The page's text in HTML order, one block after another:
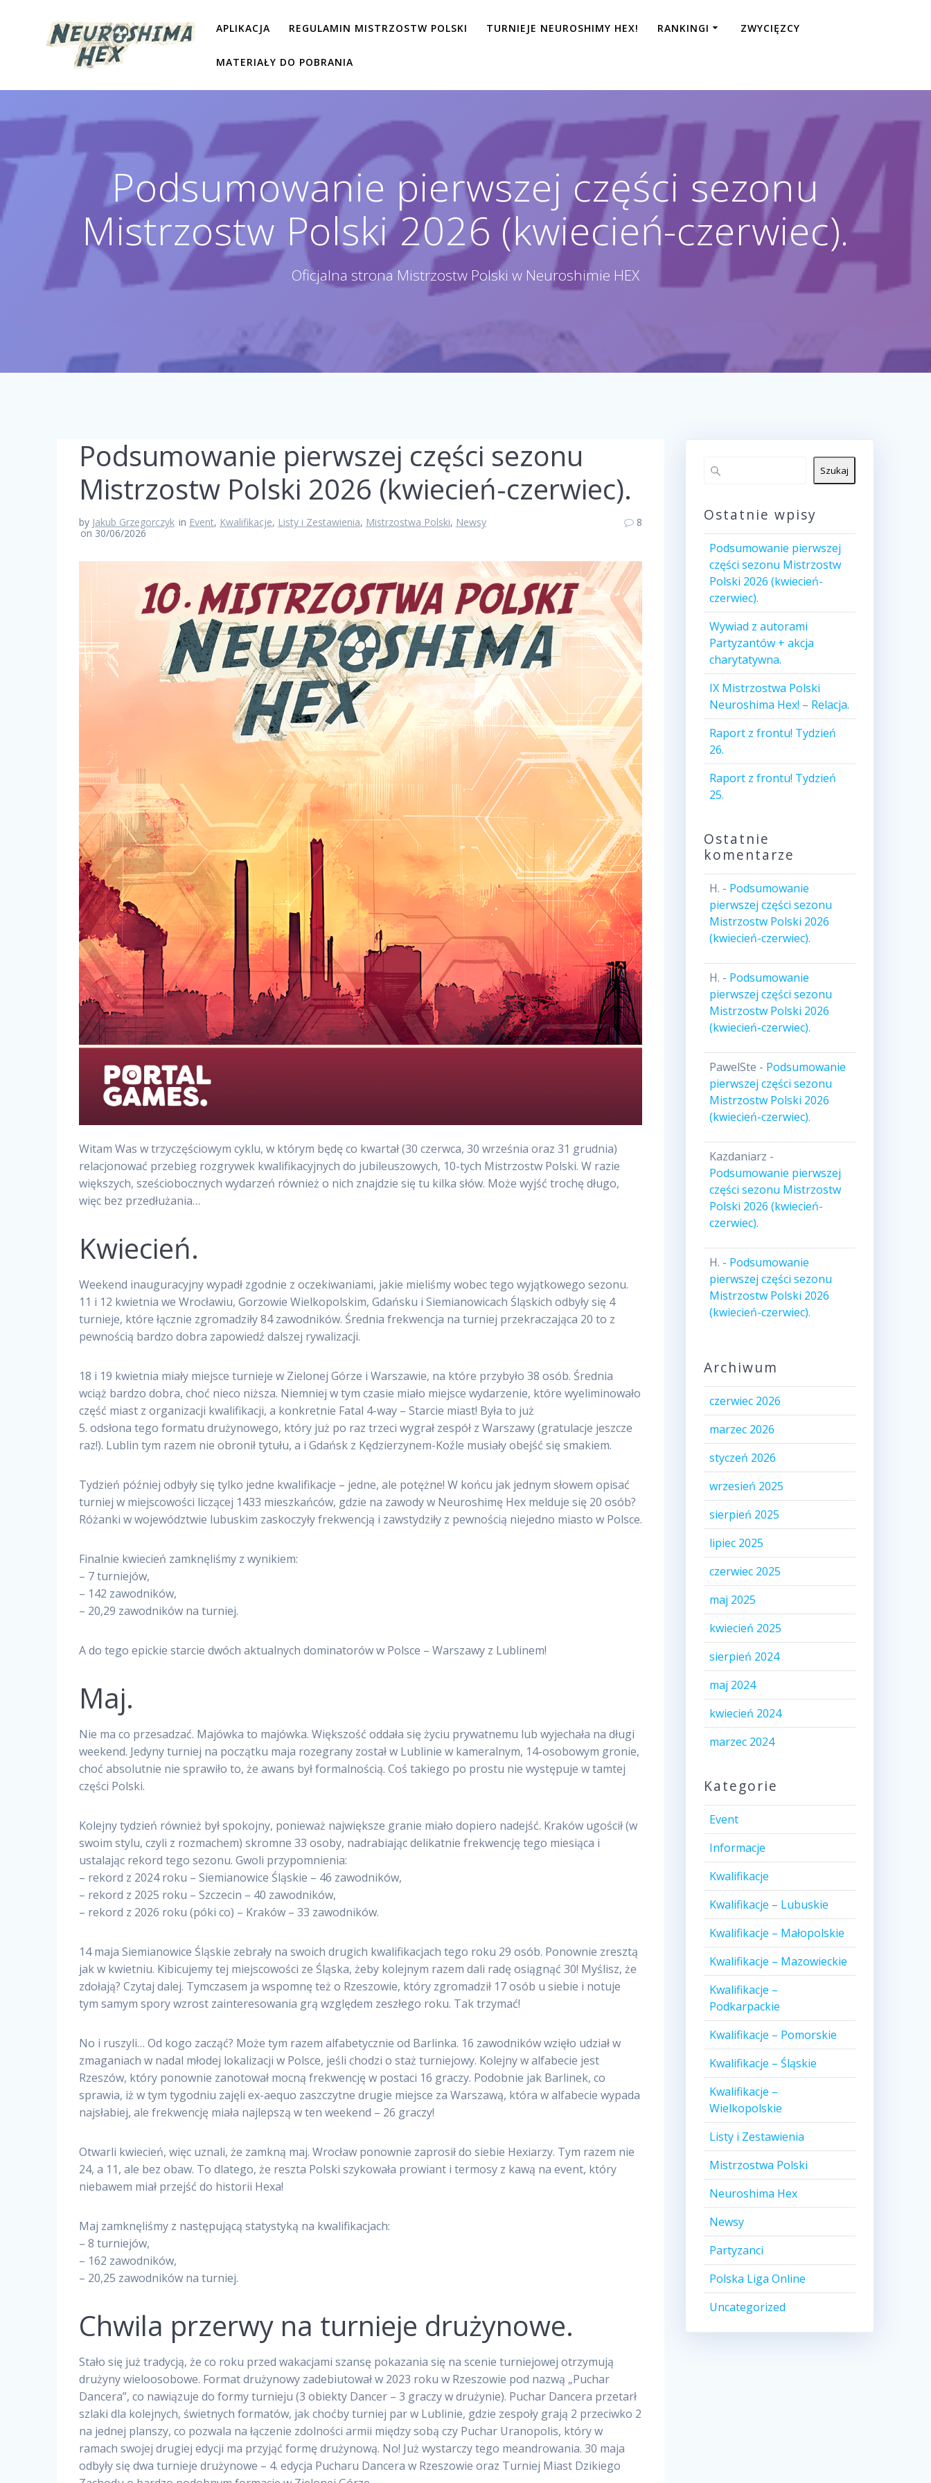
APLIKACJA REGULAMIN MISTRZOSTW POLSKI TURNIEJE NEUROSHIMY HEX! RANKINGI ZWYCIĘZCY
MATERIAŁY DO POBRANIA
Podsumowanie pierwszej części sezonu
Mistrzostw Polski 2026 (kwiecień-czerwiec).
Oficjalna strona Mistrzostw Polski w Neuroshimie HEX
Podsumowanie pierwszej części sezonu
Mistrzostw Polski 2026 (kwiecień-czerwiec).
by Jakub Grzegorczyk in Event, Kwalifikacje, Listy i Zestawienia, Mistrzostwa Polski, Newsy
on 30/06/2026
8
Witam Was w trzyczęściowym cyklu, w którym będę co kwartał (30 czerwca, 30 września oraz 31 grudnia)
relacjonować przebieg rozgrywek kwalifikacyjnych do jubileuszowych, 10-tych Mistrzostw Polski. W razie
większych, sześciobocznych wydarzeń również o nich znajdzie się tu kilka słów. Może wyjść trochę długo,
więc bez przedłużania…
Kwiecień.
Weekend inauguracyjny wypadł zgodnie z oczekiwaniami, jakie mieliśmy wobec tego wyjątkowego sezonu.
11 i 12 kwietnia we Wrocławiu, Gorzowie Wielkopolskim, Gdańsku i Siemianowicach Śląskich odbyły się 4
turnieje, które łącznie zgromadziły 84 zawodników. Średnia frekwencja na turniej przekraczająca 20 to z
pewnością bardzo dobra zapowiedź dalszej rywalizacji.
18 i 19 kwietnia miały miejsce turnieje w Zielonej Górze i Warszawie, na które przybyło 38 osób. Średnia
wciąż bardzo dobra, choć nieco niższa. Niemniej w tym czasie miało miejsce wydarzenie, które wyeliminowało
część miast z organizacji kwalifikacji, a konkretnie Fatal 4-way – Starcie miast! Była to już
5. odsłona tego formatu drużynowego, który już po raz trzeci wygrał zespół z Warszawy (gratulacje jeszcze
raz!). Lublin tym razem nie obronił tytułu, a i Gdańsk z Kędzierzynem-Koźle musiały obejść się smakiem.
Tydzień później odbyły się tylko jedne kwalifikacje – jedne, ale potężne! W końcu jak jednym słowem opisać
turniej w miejscowości liczącej 1433 mieszkańców, gdzie na zawody w Neuroshimę Hex melduje się 20 osób?
Różanki w województwie lubuskim zaskoczyły frekwencją i zawstydziły z pewnością niejedno miasto w Polsce.
Finalnie kwiecień zamknęliśmy z wynikiem:
– 7 turniejów,
– 142 zawodników,
– 20,29 zawodników na turniej.
A do tego epickie starcie dwóch aktualnych dominatorów w Polsce – Warszawy z Lublinem!
Maj.
Nie ma co przesadzać. Majówka to majówka. Większość oddała się życiu prywatnemu lub wyjechała na długi
weekend. Jedyny turniej na początku maja rozegrany został w Lublinie w kameralnym, 14-osobowym gronie,
choć absolutnie nie sprawiło to, że awans był formalnością. Coś takiego po prostu nie występuje w tamtej
części Polski.
Kolejny tydzień również był spokojny, ponieważ największe granie miało dopiero nadejść. Kraków ugościł (w
swoim stylu, czyli z rozmachem) skromne 33 osoby, nadrabiając delikatnie frekwencję tego miesiąca i
ustalając rekord tego sezonu. Gwoli przypomnienia:
– rekord z 2024 roku – Siemianowice Śląskie – 46 zawodników,
– rekord z 2025 roku – Szczecin – 40 zawodników,
– rekord z 2026 roku (póki co) – Kraków – 33 zawodników.
14 maja Siemianowice Śląskie zebrały na swoich drugich kwalifikacjach tego roku 29 osób. Ponownie zresztą
jak w kwietniu. Kibicujemy tej miejscowości ze Śląska, żeby kolejnym razem dali radę osiągnąć 30! Myślisz, że
zdołają? Czytaj dalej. Tymczasem ja wspomnę też o Rzeszowie, który zgromadził 17 osób u siebie i notuje
tym samym spory wzrost zainteresowania grą względem zeszłego roku. Tak trzymać!
No i ruszyli… Od kogo zacząć? Może tym razem alfabetycznie od Barlinka. 16 zawodników wzięło udział w
zmaganiach w nadal młodej lokalizacji w Polsce, jeśli chodzi o staż turniejowy. Kolejny w alfabecie jest
Rzeszów, który ponownie zanotował mocną frekwencję w postaci 16 graczy. Podobnie jak Barlinek, co
sprawia, iż w tym tygodniu zajęli ex-aequo zaszczytne drugie miejsce za Warszawą, która w alfabecie wypada
najsłabiej, ale frekwencję miała najlepszą w ten weekend – 26 graczy!
Otwarli kwiecień, więc uznali, że zamkną maj. Wrocław ponownie zaprosił do siebie Hexiarzy. Tym razem nie
24, a 11, ale bez obaw. To dlatego, że reszta Polski szykowała prowiant i termosy z kawą na event, który
niebawem miał przejść do historii Hexa!
Maj zamknęliśmy z następującą statystyką na kwalifikacjach:
– 8 turniejów,
– 162 zawodników,
– 20,25 zawodników na turniej.
Chwila przerwy na turnieje drużynowe.
Stało się już tradycją, że co roku przed wakacjami szansę pokazania się na scenie turniejowej otrzymują
drużyny wieloosobowe. Format drużynowy zadebiutował w 2023 roku w Rzeszowie pod nazwą „Puchar
Dancera”, co nawiązuje do formy turnieju (3 obiekty Dancer – 3 graczy w drużynie). Puchar Dancera przetarł
szlaki dla kolejnych, świetnych formatów, jak choćby turniej par w Lublinie, gdzie zespoły grają 2 przeciwko 2
na jednej planszy, co pozwala na łączenie zdolności armii między sobą czy Puchar Uranopolis, który w
ramach swojej drugiej edycji ma przyjąć formę drużynową. No! Już wystarczy tego meandrowania. 30 maja
odbyły się dwa turnieje drużynowe – 4. edycja Pucharu Dancera w Rzeszowie oraz Turniej Miast Dzikiego
Szukaj
Ostatnie wpisy
Podsumowanie pierwszej
części sezonu Mistrzostw
Polski 2026 (kwiecień-
czerwiec).
Wywiad z autorami
Partyzantów + akcja
charytatywna.
IX Mistrzostwa Polski
Neuroshima Hex! – Relacja.
Raport z frontu! Tydzień
26.
Raport z frontu! Tydzień
25.
Ostatnie
komentarze
H. - Podsumowanie
pierwszej części sezonu
Mistrzostw Polski 2026
(kwiecień-czerwiec).
H. - Podsumowanie
pierwszej części sezonu
Mistrzostw Polski 2026
(kwiecień-czerwiec).
PawelSte - Podsumowanie
pierwszej części sezonu
Mistrzostw Polski 2026
(kwiecień-czerwiec).
Kazdaniarz -
Podsumowanie pierwszej
części sezonu Mistrzostw
Polski 2026 (kwiecień-
czerwiec).
H. - Podsumowanie
pierwszej części sezonu
Mistrzostw Polski 2026
(kwiecień-czerwiec).
Archiwum
czerwiec 2026
marzec 2026
styczeń 2026
wrzesień 2025
sierpień 2025
lipiec 2025
czerwiec 2025
maj 2025
kwiecień 2025
sierpień 2024
maj 2024
kwiecień 2024
marzec 2024
Kategorie
Event
Informacje
Kwalifikacje
Kwalifikacje – Lubuskie
Kwalifikacje – Małopolskie
Kwalifikacje – Mazowieckie
Kwalifikacje –
Podkarpackie
Kwalifikacje – Pomorskie
Kwalifikacje – Śląskie
Kwalifikacje –
Wielkopolskie
Listy i Zestawienia
Mistrzostwa Polski
Neuroshima Hex
Newsy
Partyzanci
Polska Liga Online
Uncategorized